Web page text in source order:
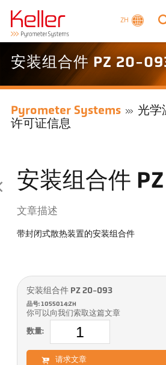
ZH
安装组合件 PZ 20-
Pyrometer Systems
光学
许可证信息
安装组合件
文章描述
带封闭式散热装置的安装组合件
安装组合件 PZ 20-093
品号: 1055014:ZH
你可以向我们索取这篇文章
数量:
请求文章